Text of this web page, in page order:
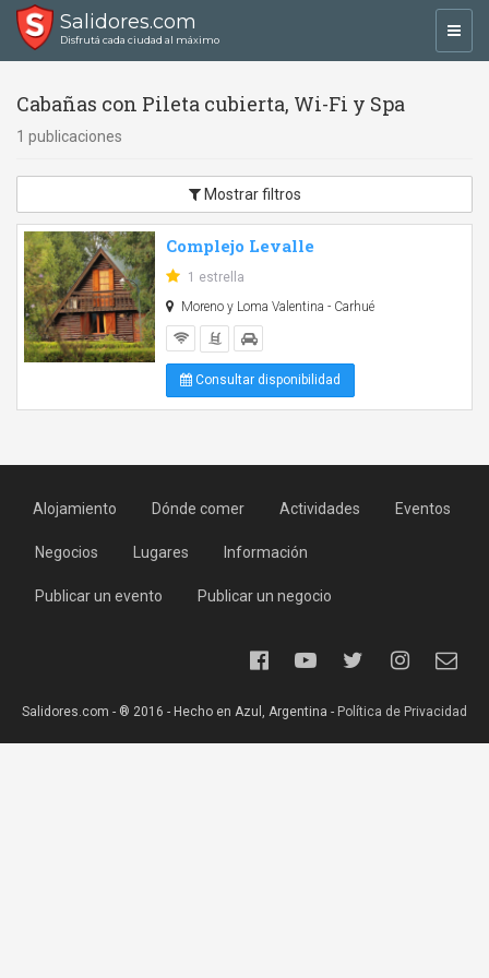
Salidores.com
Disfrutá cada ciudad al máximo
Cabañas con Pileta cubierta, Wi-Fi y Spa
1 publicaciones
Mostrar filtros
Complejo Levalle
1 estrella
Moreno y Loma Valentina - Carhué
Consultar disponibilidad
Alojamiento Dónde comer Actividades Eventos
Negocios Lugares Información
Publicar un evento Publicar un negocio
Salidores.com - ® 2016 - Hecho en Azul, Argentina - Política de Privacidad